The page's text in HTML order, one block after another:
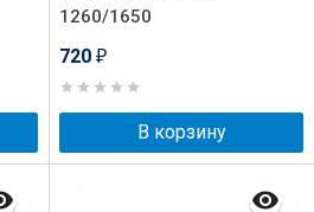
1260/1650
720 ₽
В корзину